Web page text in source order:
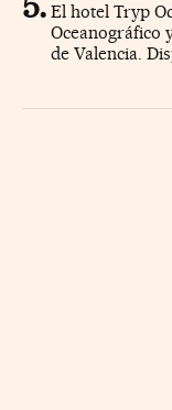
El hotel Tryp
Oceanográfico
de Valencia.